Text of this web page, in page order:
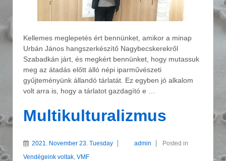
Kellemes meglepetés ért bennünket, amikor a minap
Urbán János hangszerkészítő Nagybecskerekről
Szabadkán járt, és megkért bennünket, hogy mutassuk
meg az átadás előtt álló népi iparművészeti
gyűjteményünk állandó tárlatát. Ez egyben jó alkalom
volt arra is, hogy a tárlatot gazdagító e …
Multikulturalizmus
2021. November 23. Tuesday admin
Posted in
Vendégeink voltak, VMF